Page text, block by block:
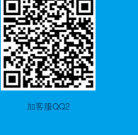
加客服QQ2